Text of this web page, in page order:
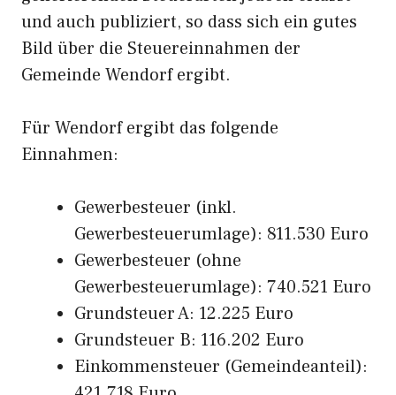
und auch publiziert, so dass sich ein gutes
Bild über die Steuereinnahmen der
Gemeinde Wendorf ergibt.
Für Wendorf ergibt das folgende
Einnahmen:
Gewerbesteuer (inkl.
Gewerbesteuerumlage): 811.530 Euro
Gewerbesteuer (ohne
Gewerbesteuerumlage): 740.521 Euro
Grundsteuer A: 12.225 Euro
Grundsteuer B: 116.202 Euro
Einkommensteuer (Gemeindeanteil):